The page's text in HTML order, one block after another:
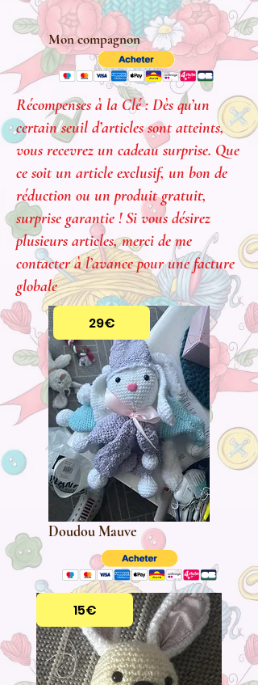
Mon compagnon
Récompenses à la Clé : Dès qu’un
certain seuil d’articles sont atteints,
vous recevrez un cadeau surprise. Que
ce soit un article exclusif, un bon de
réduction ou un produit gratuit,
surprise garantie ! Si vous désirez
plusieurs articles, merci de me
contacter à l’avance pour une facture
globale
29€
Doudou Mauve
15€